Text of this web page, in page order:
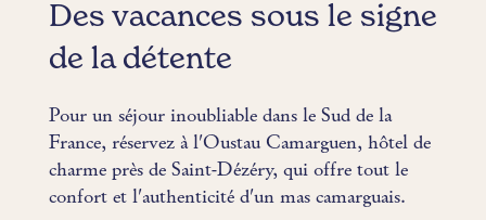
Des vacances sous le signe
de la détente
Pour un séjour inoubliable dans le Sud de la
France, réservez à l'Oustau Camarguen, hôtel de
charme près de Saint-Dézéry, qui offre tout le
confort et l'authenticité d'un mas camarguais.